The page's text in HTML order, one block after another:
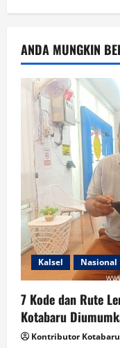
ANDA MUNGKIN
Kalsel Nasional
7 Kode dan Rute
Kotabaru
Kontributor Kotabaru